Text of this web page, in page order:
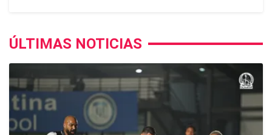
ÚLTIMAS NOTICIAS